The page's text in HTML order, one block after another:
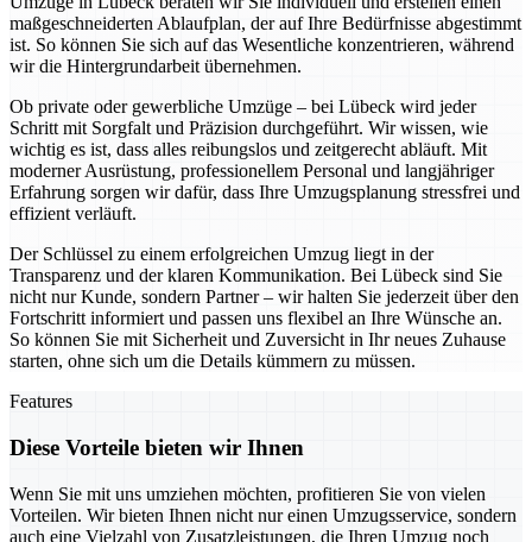
maßgeschneiderten Ablaufplan, der auf Ihre Bedürfnisse abgestimmt
ist. So können Sie sich auf das Wesentliche konzentrieren, während
wir die Hintergrundarbeit übernehmen.
Ob private oder gewerbliche Umzüge – bei Lübeck wird jeder
Schritt mit Sorgfalt und Präzision durchgeführt. Wir wissen, wie
wichtig es ist, dass alles reibungslos und zeitgerecht abläuft. Mit
moderner Ausrüstung, professionellem Personal und langjähriger
Erfahrung sorgen wir dafür, dass Ihre Umzugsplanung stressfrei und
effizient verläuft.
Der Schlüssel zu einem erfolgreichen Umzug liegt in der
Transparenz und der klaren Kommunikation. Bei Lübeck sind Sie
nicht nur Kunde, sondern Partner – wir halten Sie jederzeit über den
Fortschritt informiert und passen uns flexibel an Ihre Wünsche an.
So können Sie mit Sicherheit und Zuversicht in Ihr neues Zuhause
starten, ohne sich um die Details kümmern zu müssen.
Features
Diese Vorteile bieten wir Ihnen
Wenn Sie mit uns umziehen möchten, profitieren Sie von vielen
Vorteilen. Wir bieten Ihnen nicht nur einen Umzugsservice, sondern
auch eine Vielzahl von Zusatzleistungen, die Ihren Umzug noch